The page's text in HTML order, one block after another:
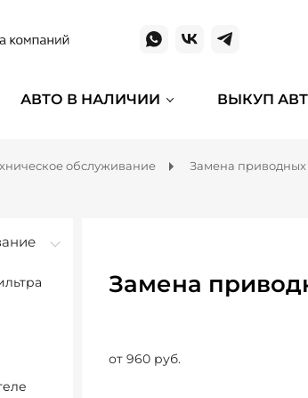
АВТО В НАЛИЧИИ ВЫКУП
обслуживание Замена
Замена
от 960 руб.